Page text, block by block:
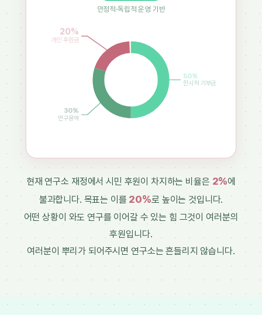
안정적·독립적 운영 기반
50%
한시적 기부금
30%
연구용역
20%
개인 후원금
현재 연구소 재정에서 시민 후원이 차지하는 비율은 2%에
불과합니다. 목표는 이를 20%로 높이는 것입니다.
어떤 상황이 와도 연구를 이어갈 수 있는 힘 그것이 여러분의
후원입니다.
여러분이 뿌리가 되어주시면 연구소는 흔들리지 않습니다.